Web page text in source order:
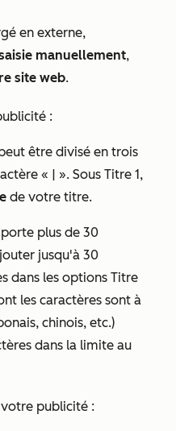
en externe,
manuellement,
site web.
:
être divisé en trois
« | ». Sous Titre 1,
de votre titre.
plus de 30
jusqu'à 30
dans les options Titre
les caractères sont à
chinois, etc.)
dans la limite au
votre publicité :